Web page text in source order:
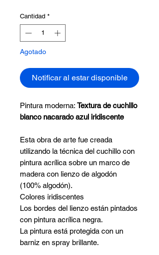
Cantidad *
Agotado
Notificar al estar disponible
Pintura moderna: Textura de cuchillo
blanco nacarado azul iridiscente
Esta obra de arte fue creada
utilizando la técnica del cuchillo con
pintura acrílica sobre un marco de
madera con lienzo de algodón
(100% algodón).
Colores iridiscentes
Los bordes del lienzo están pintados
con pintura acrílica negra.
La pintura está protegida con un
barniz en spray brillante.